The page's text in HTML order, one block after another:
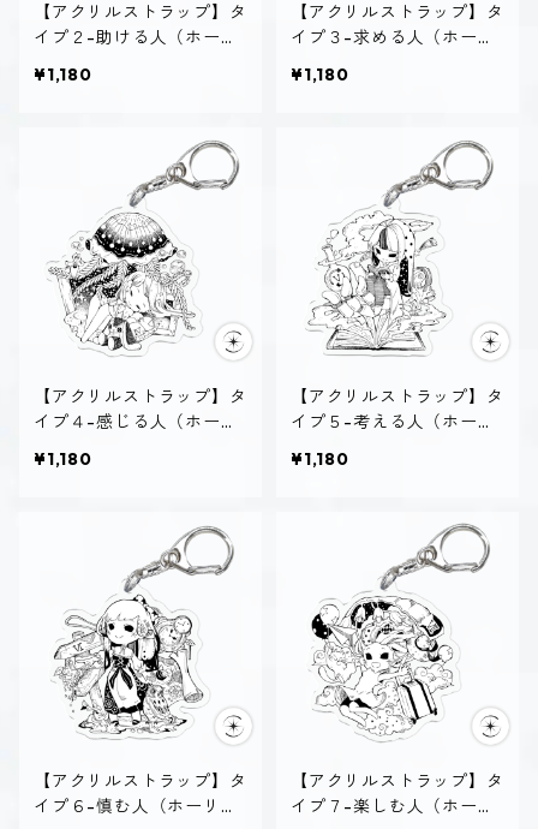
【アクリルストラップ】タ
イプ２-助ける人（ホーリ
¥1,180
【アクリルストラップ】タ
イプ３-求める人（ホーリ
¥1,180
【アクリルストラップ】タ
イプ４-感じる人（ホーリ
¥1,180
【アクリルストラップ】タ
イプ５-考える人（ホーリ
¥1,180
【アクリルストラップ】タ
イプ６-慎む人（ホーリ
【アクリルストラップ】タ
イプ７-楽しむ人（ホーリ